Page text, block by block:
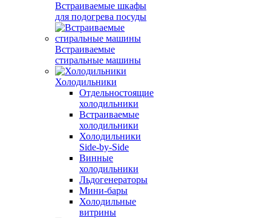
Встраиваемые шкафы
для подогрева посуды
Встраиваемые
стиральные машины
Холодильники
Отдельностоящие
холодильники
Встраиваемые
холодильники
Холодильники
Side-by-Side
Винные
холодильники
Льдогенераторы
Мини-бары
Холодильные
витрины